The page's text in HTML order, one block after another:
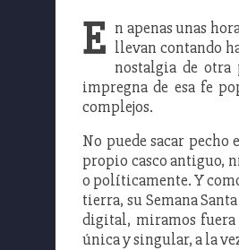
E n apenas unas
llevan contando
nostalgia de
impregna de esa fe
complejos.
No puede sacar pecho
propio casco antiguo,
o políticamente. Y
tierra, su Semana
digital, miramos fuera
única y singular, a la